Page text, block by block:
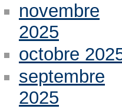
novembre
2025
octobre
septembre
2025